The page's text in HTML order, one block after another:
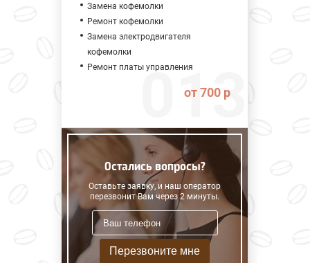
Замена кофемолки
Ремонт кофемолки
Замена электродвигателя
кофемолки
Ремонт платы управления
от 700 р
Остались вопросы?
Оставьте заявку, и наш оператор
перезвонит Вам через 2 минуты.
Перезвоните мне